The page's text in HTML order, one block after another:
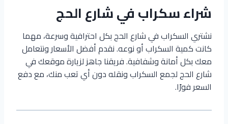
شراء سكراب في شارع الحج
نشتري السكراب في شارع الحج بكل احترافية وسرعة، مهما
كانت كمية السكراب أو نوعه. نقدم أفضل الأسعار ونتعامل
معك بكل أمانة وشفافية. فريقنا جاهز لزيارة موقعك في
شارع الحج لجمع السكراب ونقله دون أي تعب منك، مع دفع
السعر فورًا.